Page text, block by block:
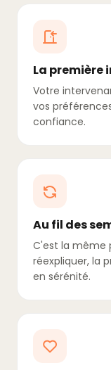
La première
Votre
vos
confiance.
Au fil des
C'est la même
réexpliquer, la
en sérénité.